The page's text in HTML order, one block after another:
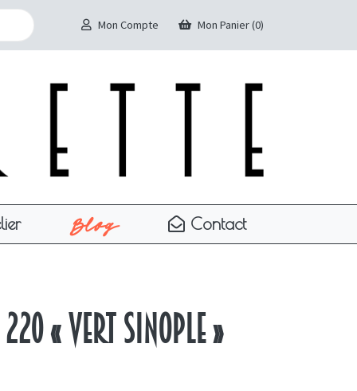
Mon Compte Mon Panier (0)
Blog Contact
« vert sinople »